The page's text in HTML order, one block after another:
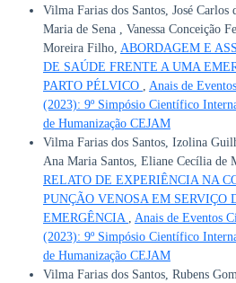
Vilma Farias dos Santos, José
Maria de Sena , Vanessa Conceição
Moreira Filho, ABORDAGEM E
DE SAÚDE FRENTE A UMA
PARTO PÉLVICO , Anais de
(2023): 9º Simpósio Científico
de Humanização CEJAM
Vilma Farias dos Santos, Izolina
Ana Maria Santos, Eliane Cecília de
RELATO DE EXPERIÊNCIA NA
PUNÇÃO VENOSA EM SERVIÇO
EMERGÊNCIA , Anais de Eventos
(2023): 9º Simpósio Científico
de Humanização CEJAM
Vilma Farias dos Santos, Rubens